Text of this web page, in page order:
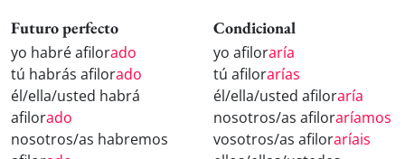
Futuro perfecto
yo habré afilorado
tú habrás afilorado
él/ella/usted habrá
afilorado
nosotros/as habremos
Condicional
yo afiloraría
tú afilorarías
él/ella/usted afiloraría
nosotros/as afiloraríamos
vosotros/as afiloraríais